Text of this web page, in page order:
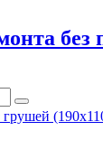
без